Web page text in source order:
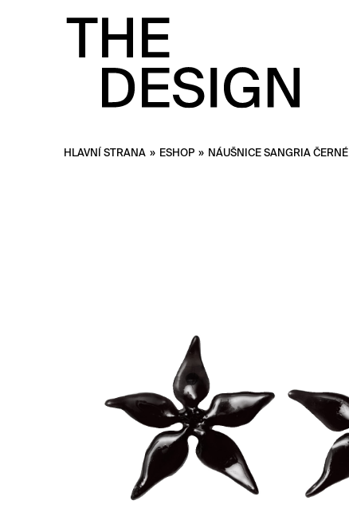
HLAVNÍ STRANA » ESHOP » NÁUŠNICE SANGRIA ČERNÉ